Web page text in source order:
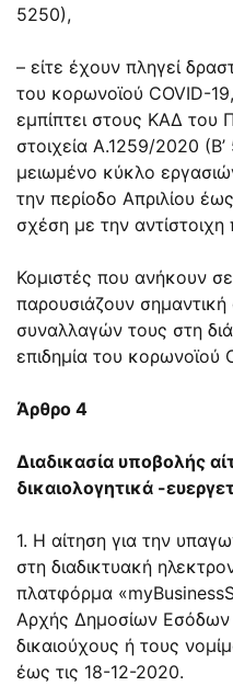
5250),
– είτε έχουν πληγεί
του κορωνοϊού COVID-
εμπίπτει στους ΚΑΔ του
στοιχεία Α.1259/2020
μειωμένο κύκλο
την περίοδο Απριλίου
σχέση με την
Κομιστές που ανήκουν
παρουσιάζουν
συναλλαγών τους στη
επιδημία του κορωνοϊού
Άρθρο 4
Διαδικασία υποβολής
δικαιολογητικά -
1. Η αίτηση για την
στη διαδικτυακή
πλατφόρμα
Αρχής Δημοσίων
δικαιούχους ή τους
έως τις 18-12-2020.